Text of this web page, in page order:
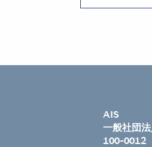
AIS
一般社団
100-0012